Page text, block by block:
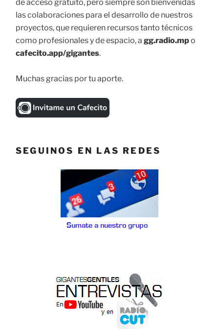
de acceso gratuito, pero siempre son bienvenidas
las colaboraciones para el desarrollo de nuestros
proyectos, que requieren recursos tanto técnicos
como profesionales y de espacio, a gg.radio.mpo
cafecito.app/gigantes.
Muchas gracias por tu aporte.
SEGUINOS EN LAS REDES